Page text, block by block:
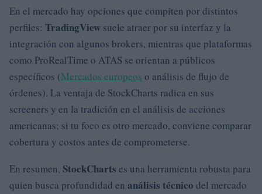
En el mercado hay opciones que compiten por distintos
perfiles: TradingView suele atraer por su interfaz y la
integración con algunos brokers, mientras que plataformas
como ProRealTime o ATAS se orientan a públicos
específicos (Mercados europeos o análisis de flujo de
órdenes). La ventaja de StockCharts radica en sus
screeners y en la tradición en el análisis de acciones
americanas; si tu foco es otro mercado, conviene comparar
cobertura y costos antes de comprometerse.
En resumen, StockCharts es una herramienta robusta para
quien busca profundidad en análisis técnico del mercado